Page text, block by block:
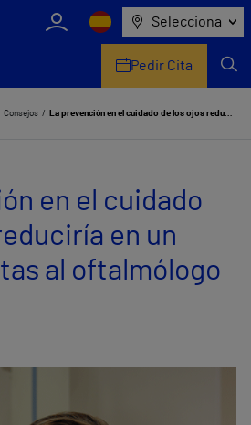
Selecciona
Pedir Cita
Consejos La prevención en el cuidado de los ojos reduciría en un 30% las visitas al oftalmólogo en verano
en el cuidado
en un
al oftalmólogo